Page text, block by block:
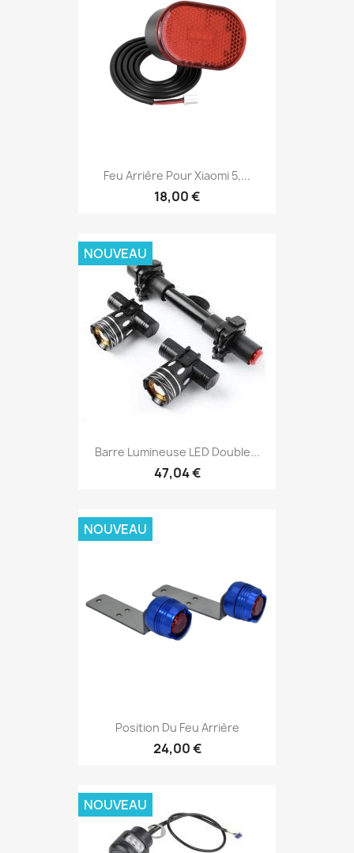
Feu Arrière Pour Xiaomi 5,...
18,00 €
Barre Lumineuse LED Double...
47,04 €
NOUVEAU
Position Du Feu Arrière
24,00 €
NOUVEAU
NOUVEAU